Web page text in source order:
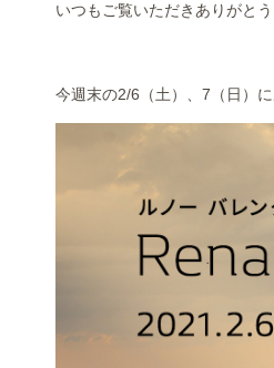
いつもご覧いただきありがとう
今週末の2/6（土）、7（日）